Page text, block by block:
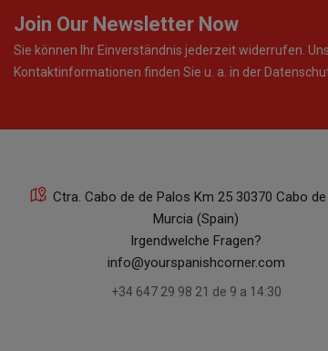
Join Our Newsletter Now
Sie können Ihr Einverständnis jederzeit widerrufen.
Kontaktinformationen finden Sie u. a. in der
Ctra. Cabo de de Palos Km 25 30370 Cabo
Murcia (Spain)
Irgendwelche Fragen?
info@yourspanishcorner.com
+34 647 29 98 21 de 9 a 14:30